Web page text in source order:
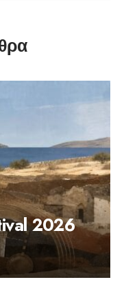
2026